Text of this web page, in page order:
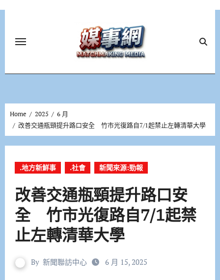
Home 2025
6 月
改善交通瓶頸提升路口安全 竹市光復路自7/1起禁止左轉清華大學
.地方新鮮事 .社會 新聞來源:勁報
改善交通瓶頸提升路口安
全 竹市光復路自7/1起禁
止左轉清華大學
By 新聞聯訪中心 6 月 15, 2025